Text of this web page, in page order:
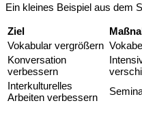
Ein kleines Beispiel aus dem
Ziel
Vokabular vergrößern
Konversation
verbessern
Interkulturelles
Arbeiten verbessern